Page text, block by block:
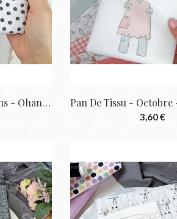
Coupon De Tissu - Boutons - Ohana En...
3,60 €